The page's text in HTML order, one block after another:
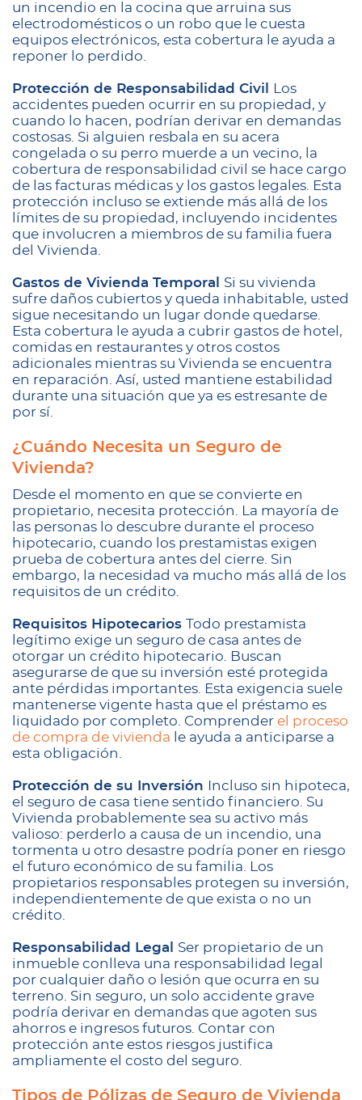
un incendio en la cocina que arruina sus
electrodomésticos o un robo que le cuesta
equipos electrónicos, esta cobertura le ayuda a
reponer lo perdido.
Protección de Responsabilidad Civil
Los
accidentes pueden ocurrir en su propiedad, y
cuando lo hacen, podrían derivar en demandas
costosas. Si alguien resbala en su acera
congelada o su perro muerde a un vecino, la
cobertura de responsabilidad civil se hace cargo
de las facturas médicas y los gastos legales. Esta
protección incluso se extiende más allá de los
límites de su propiedad, incluyendo incidentes
que involucren a miembros de su familia fuera
del Vivienda.
Gastos de Vivienda Temporal Si su vivienda
sufre daños cubiertos y queda inhabitable, usted
sigue necesitando un lugar donde quedarse.
Esta cobertura le ayuda a cubrir gastos de hotel,
comidas en restaurantes y otros costos
adicionales mientras su Vivienda se encuentra
en reparación. Así, usted mantiene estabilidad
durante una situación que ya es estresante de
por sí.
¿Cuándo Necesita un Seguro de
Vivienda?
Desde el momento en que se convierte en
propietario, necesita protección. La mayoría de
las personas lo descubre durante el proceso
hipotecario, cuando los prestamistas exigen
prueba de cobertura antes del cierre. Sin
embargo, la necesidad va mucho más allá de los
requisitos de un crédito.
Requisitos Hipotecarios Todo prestamista
legítimo exige un seguro de casa antes de
otorgar un crédito hipotecario. Buscan
asegurarse de que su inversión esté protegida
ante pérdidas importantes. Esta exigencia suele
mantenerse vigente hasta que el préstamo es
liquidado por completo. Comprender el proceso
de compra de vivienda le ayuda a anticiparse a
esta obligación.
Protección de su Inversión
Incluso sin hipoteca,
el seguro de casa tiene sentido financiero. Su
Vivienda probablemente sea su activo más
valioso: perderlo a causa de un incendio, una
tormenta u otro desastre podría poner en riesgo
el futuro económico de su familia. Los
propietarios responsables protegen su inversión,
independientemente de que exista o no un
crédito.
Responsabilidad Legal Ser propietario de un
inmueble conlleva una responsabilidad legal
por cualquier daño o lesión que ocurra en su
terreno. Sin seguro, un solo accidente grave
podría derivar en demandas que agoten sus
ahorros e ingresos futuros. Contar con
protección ante estos riesgos justifica
ampliamente el costo del seguro.
Tipos de Pólizas de Seguro de Vivienda